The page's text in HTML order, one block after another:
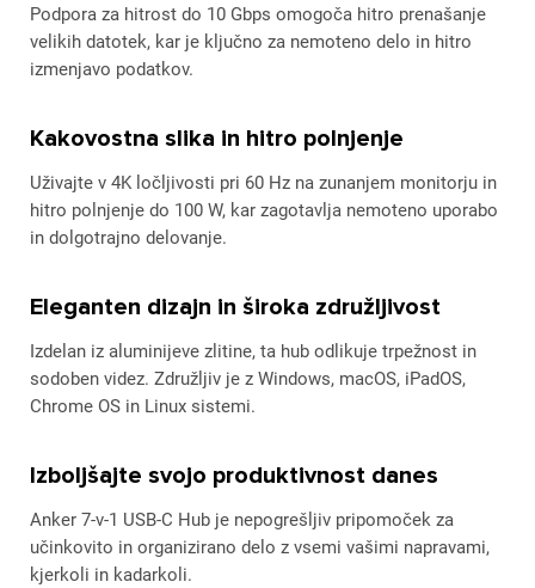
Podpora za hitrost do 10 Gbps omogoča hitro prenašanje
velikih datotek, kar je ključno za nemoteno delo in hitro
izmenjavo podatkov.
Kakovostna slika in hitro polnjenje
Uživajte v 4K ločljivosti pri 60 Hz na zunanjem monitorju in
hitro polnjenje do 100 W, kar zagotavlja nemoteno uporabo
in dolgotrajno delovanje.
Eleganten dizajn in široka združljivost
Izdelan iz aluminijeve zlitine, ta hub odlikuje trpežnost in
sodoben videz. Združljiv je z Windows, macOS, iPadOS,
Chrome OS in Linux sistemi.
Izboljšajte svojo produktivnost danes
Anker 7-v-1 USB-C Hub je nepogrešljiv pripomoček za
učinkovito in organizirano delo z vsemi vašimi napravami,
kjerkoli in kadarkoli.